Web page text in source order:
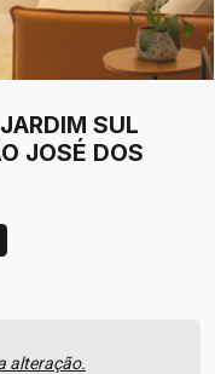
JARDIM SUL
JOSÉ DOS
alteração.